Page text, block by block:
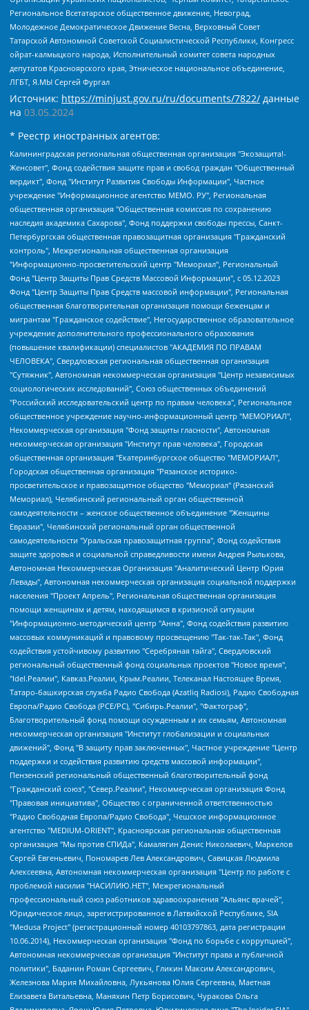
Региональное Всетатарское общественное движение, Невоград,
Молодежное Демократическое Движение Весна, Верховный Совет
Татарской Автономной Советской Социалистической Республики, Конгресс
ойрат-калмыцкого народа, Исполнительный комитет совета народных
депутатов Красноярского края, Этническое национальное объединение,
ЛГБТ, Я.МЫ Сергей Фургал
Источник: https://minjust.gov.ru/ru/documents/7822/ данные
на 03.05.2024
* Реестр иностранных агентов:
Калининградская региональная общественная организация "Экозащита!-Женсовет", Фонд содействия защите прав и свобод граждан "Общественный вердикт", Фонд "Институт Развития Свободы Информации", Частное учреждение "Информационное агентство МЕМО. РУ", Региональная общественная организация "Общественная комиссия по сохранению наследия академика Сахарова", Фонд поддержки свободы прессы, Санкт-Петербургская общественная правозащитная организация "Гражданский контроль", Межрегиональная общественная организация "Информационно-просветительский центр "Мемориал", Региональный Фонд "Центр Защиты Прав Средств Массовой Информации", с 05.12.2023 Фонд "Центр Защиты Прав Средств массовой информации", Региональная общественная благотворительная организация помощи беженцам и мигрантам "Гражданское содействие", Негосударственное образовательное учреждение дополнительного профессионального образования (повышение квалификации) специалистов "АКАДЕМИЯ ПО ПРАВАМ ЧЕЛОВЕКА", Свердловская региональная общественная организация "Сутяжник", Автономная некоммерческая организация "Центр независимых социологических исследований", Союз общественных объединений "Российский исследовательский центр по правам человека", Региональное общественное учреждение научно-информационный центр "МЕМОРИАЛ", Некоммерческая организация "Фонд защиты гласности", Автономная некоммерческая организация "Институт прав человека", Городская общественная организация "Екатеринбургское общество "МЕМОРИАЛ", Городская общественная организация "Рязанское историко-просветительское и правозащитное общество "Мемориал" (Рязанский Мемориал), Челябинский региональный орган общественной самодеятельности – женское общественное объединение "Женщины Евразии", Челябинский региональный орган общественной самодеятельности "Уральская правозащитная группа", Фонд содействия защите здоровья и социальной справедливости имени Андрея Рылькова, Автономная Некоммерческая Организация "Аналитический Центр Юрия Левады", Автономная некоммерческая организация социальной поддержки населения "Проект Апрель", Региональная общественная организация помощи женщинам и детям, находящимся в кризисной ситуации "Информационно-методический центр "Анна", Фонд содействия развитию массовых коммуникаций и правовому просвещению "Так-так-Так", Фонд содействия устойчивому развитию "Серебряная тайга", Свердловский региональный общественный фонд социальных проектов "Новое время", "Idel.Реалии", Кавказ.Реалии, Крым.Реалии, Телеканал Настоящее Время, Татаро-башкирская служба Радио Свобода (Azatliq Radiosi), Радио Свободная Европа/Радио Свобода (PCE/PC), "Сибирь.Реалии", "Фактограф", Благотворительный фонд помощи осужденным и их семьям, Автономная некоммерческая организация "Институт глобализации и социальных движений", Фонд "В защиту прав заключенных", Частное учреждение "Центр поддержки и содействия развитию средств массовой информации", Пензенский региональный общественный благотворительный фонд "Гражданский союз", "Север.Реалии", Некоммерческая организация Фонд "Правовая инициатива", Общество с ограниченной ответственностью "Радио Свободная Европа/Радио Свобода", Чешское информационное агентство "MEDIUM-ORIENT", Красноярская региональная общественная организация "Мы против СПИДа", Камалягин Денис Николаевич, Маркелов Сергей Евгеньевич, Пономарев Лев Александрович, Савицкая Людмила Алексеевна, Автономная некоммерческая организация "Центр по работе с проблемой насилия "НАСИЛИЮ.НЕТ", Межрегиональный профессиональный союз работников здравоохранения "Альянс врачей", Юридическое лицо, зарегистрированное в Латвийской Республике, SIA "Medusa Project" (регистрационный номер 40103797863, дата регистрации 10.06.2014), Некоммерческая организация "Фонд по борьбе с коррупцией", Автономная некоммерческая организация "Институт права и публичной политики", Баданин Роман Сергеевич, Гликин Максим Александрович, Железнова Мария Михайловна, Лукьянова Юлия Сергеевна, Маетная Елизавета Витальевна, Маняхин Петр Борисович, Чуракова Ольга Владимировна, Ярош Юлия Петровна, Юридическое лицо "The Insider SIA", зарегистрированное в Риге, Латвийская Республика (дата регистрации 26.06.2015), являющееся администратором доменного имени интернет-издания "The Insider SIA", https://theins.ru, Постернак Алексей Евгеньевич, Рубин Михаил Аркадьевич, Анин Роман Александрович, Юридическое лицо Istories fonds, зарегистрированное в Латвийской Республике (регистрационный номер 50008295751, дата регистрации 24.02.2020), Великовский Дмитрий Александрович, Долинина Ирина Николаевна, Мароховская Алеся Алексеевна, Шлейнов Роман Юрьевич, Шмагун Олеся Валентиновна, Общество с ограниченной ответственностью "Альтаир 2021", Общество с ограниченной ответственностью "Вега 2021", Общество с ограниченной ответственностью "Главный редактор 2021", Общество с ограниченной ответственностью "Ромашки монолит", Важенков Артем Валерьевич, Ивановская областная общественная организация "Центр гендерных исследований", Гурман Юрий Альбертович, Медиапроект "ОВД-Инфо", Егоров Владимир Владимирович, Жилинский Владимир Александрович, Общество с ограниченной ответственностью "ЗП", Иванова София Юрьевна, Карезина Инна Павловна, Кильтау Екатерина Викторовна, Петров Алексей Викторович, Пискунов Сергей Евгеньевич, Смирнов Сергей Сергеевич, Тихонов Михаил Сергеевич, Общество с ограниченной ответственностью "ЖУРНАЛИСТ-ИНОСТРАННЫЙ АГЕНТ", Арапова Галина Юрьевна, Вольтская Татьяна Анатольевна, Американская компания "Mason G.E.S. Anonymous Foundation" (США), являющаяся владельцем интернет-издания https://mnews.world/, Компания "Stichting Bellingcat", зарегистрированная в Нидерландах (дата регистрации 11.07.2018), Захаров Андрей Вячеславович, Клепиковская Екатерина Дмитриевна, Общество с ограниченной ответственностью "МЕМО", Перл Роман Александрович, Симонов Евгений Алексеевич, Соловьева Елена Анатольевна, Сотников Даниил Владимирович, Сурначева Елизавета Дмитриевна, Автономная некоммерческая организация по защите прав человека и информированию населения "Якутия – Наше Мнение", Общество с ограниченной ответственностью "Москоу диджитал медиа", с 26.01.2023 Общество с ограниченной ответственностью "Чайка Белые сады", Ветошкина Валерия Валерьевна, Заговора Максим Александрович, Межрегиональное общественное движение "Российская ЛГБТ - сеть", Оленичев Максим Владимирович, Павлов Иван Юрьевич, Скворцова Елена Сергеевна, Общество с ограниченной ответственностью "Как бы инагент", Кочетков Игорь Викторович, Общество с ограниченной ответственностью "Честные выборы", Еланчик Олег Александрович, Общество с ограниченной ответственностью "Нобелевский призыв", Гималова Регина Эмилевна, Григорьев Андрей Валерьевич, Григорьева Алина Александровна, Ассоциация по содействию защите прав призывников, альтернативнослужащих и военнослужащих "Правозащитная группа "Гражданин.Армия.Право", Хисамова Регина Фаритовна, Автономная некоммерческая организация по реализации социально-правовых программ "Лилит", Дальневосточное общественное движение "Маяк", Санкт-Петербургская ЛГБТ-инициативная группа "Выход", Инициативная группа ЛГБТ+ "Реверс", Алексеев Андрей Викторович, Бекбулатова Таисия Львовна, Беляев Иван Михайлович, Владыкина Елена Сергеевна, Гельман Марат Александрович, Никульшина Вероника Юрьевна, Толоконникова Надежда Андреевна, Шендерович Виктор Анатольевич, Общество с ограниченной ответственностью "Данное сообщение", Общество с ограниченной ответственностью Издательский дом "Новая глава", Айнбиндер Александра Александровна, Московский комьюнити-центр для ЛГБТ+инициатив, Благотворительный фонд развития филантропии, Deutsche Welle (Германия, Kurt-Schumacher-Strasse 3, 53113 Bonn), Борзунова Мария Михайловна, Воробьев Виктор Викторович, Голубева Анна Львовна, Константинова Алла Михайловна, Малкова Ирина Владимировна, Мурадов Мурад Абдулгалимович, Осетинская Елизавета Николаевна, Понасенков Евгений Николаевич, Ганапольский Матвей Юрьевич, Киселев Евгений Алексеевич, Борухович Ирина Григорьевна, Дремин Иван Тимофеевич, Дубровский Дмитрий Викторович, Красноярская региональная общественная организация поддержки и развития альтернативных образовательных технологий и межкультурных коммуникаций "ИНТЕРРА", Маяковская Екатерина Алексеевна, Фейгин Марк Захарович, Филимонов Андрей Викторович, Дзугкоева Регина Николаевна, Доброхотов Роман Александрович, Дудь Юрий Александрович, Елкин Сергей Владимирович, Кругликов Кирилл Игоревич, Сабунаева Мария Леонидовна, Семенов Алексей Владимирович, Шаинян Карен Багратович, Шульман Екатерина Михайловна, Асафьев Артур Валерьевич, Вахштайн Виктор Семенович, Венедиктов Алексей Алексеевич, Лушникова Екатерина Евгеньевна, Волков Леонид Михайлович, Невзоров Александр Глебович, Пархоменко Сергей Борисович, Сироткин Ярослав Николаевич, Кара-Мурза Владимир Владимирович, Баранова Наталья Владимировна, Гозман Леонид Яковлевич, Кагарлицкий Борис Юльевич, Климарев Михаил Валерьевич, Милов Владимир Станиславович, Автономная некоммерческая организация Краснодарский центр современного искусства "Типография", Моргенштерн Алишер Тагирович, Соболь Любовь Эдуардовна, Общество с ограниченной ответственностью "ЛИЗА НОРМ", Каспаров Гарри Кимович, Ходорковский Михаил Борисович, Общество с ограниченной ответственностью "Апрельские тезисы", Данилович Ирина Брониславовна, Кашин Олег Владимирович, Петров Николай Владимирович, Пивоваров Алексей Владимирович, Соколов Михаил Владимирович, Цветкова Юлия Владимировна, Чичваркин Евгений Александрович, Комитет против пыток/Команда против пыток, Общество с ограниченной ответственностью "Первый научный", Общество с ограниченной ответственностью "Вертолет и ко", Белоцерковская Вероника Борисовна, Кац Максим Евгеньевич, Лазарева Татьяна Юрьевна, Шаведдинов Руслан Табризович, Яшин Илья Валерьевич, Общество с ограниченной ответственностью "Иноагент ААВ", Алешковский Дмитрий Петрович, Альбац Евгения Марковна, Быков Дмитрий Львович, Галямина Юлия Евгеньевна, Лойко Сергей Леонидович, Мартынов Кирилл Константинович, Медведев Сергей Александрович, Крашенинников Федор Геннадиевич, Гордеева Катерина Вл